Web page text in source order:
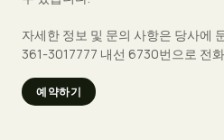
자세한 정보 및 문의 사항은 당사에
361-3017777 내선 6730번으로 전
예약하기